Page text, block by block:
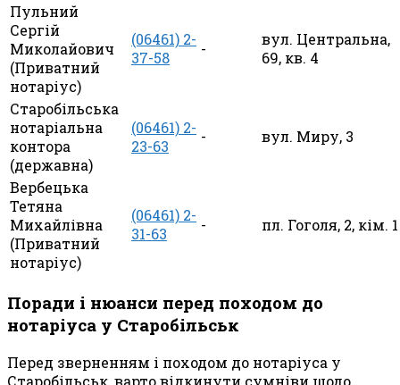
Пульний
Сергій
Миколайович
(Приватний
нотаріус)
(06461) 2-
37-58
-
вул. Центральна,
69, кв. 4
Старобільська
нотаріальна
контора
(державна)
(06461) 2-
23-63
- вул. Миру, 3
Вербецька
Тетяна
Михайлівна
(Приватний
нотаріус)
(06461) 2-
31-63
- пл. Гоголя, 2, кім. 1
Поради і нюанси перед походом до
нотаріуса у Старобільськ
Перед зверненням і походом до нотаріуса у
Старобільськ, варто відкинути сумніви щодо